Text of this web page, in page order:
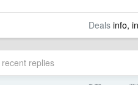
Dealsinfo,
replies